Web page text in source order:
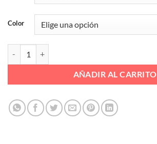
Color
AÑADIR AL CARRITO